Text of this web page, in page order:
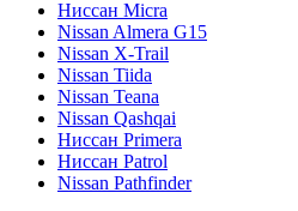
Ниссан Micra
Nissan Almera G15
Nissan X-Trail
Nissan Tiida
Nissan Teana
Nissan Qashqai
Ниссан Primera
Ниссан Patrol
Nissan Pathfinder